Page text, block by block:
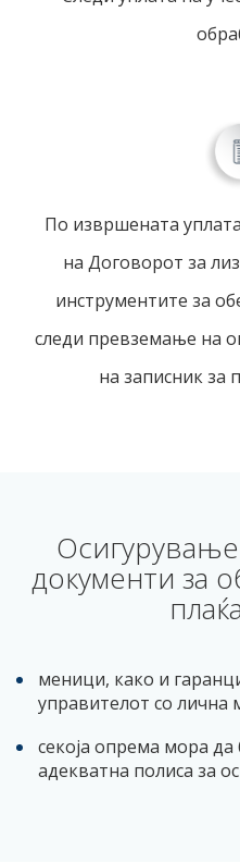
По извршената
на Договорот за
инструментите за
следи превземање на
на записник
документи за
меници, како и
управителот со лична
секоја опрема мора да
адекватна полиса за